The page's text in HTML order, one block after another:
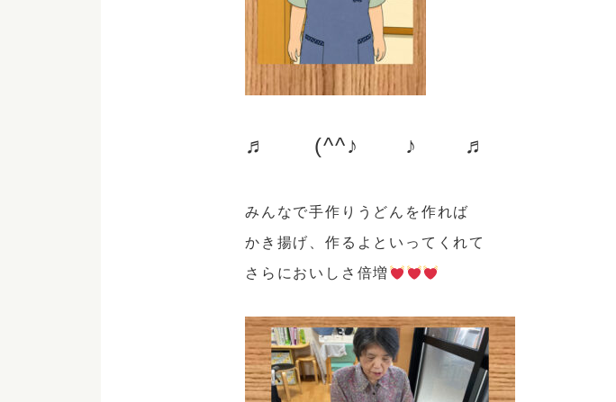
♬ (^^♪ ♪ ♬
みんなで手作りうどんを作れば
かき揚げ、作るよといってくれて
さらにおいしさ倍増